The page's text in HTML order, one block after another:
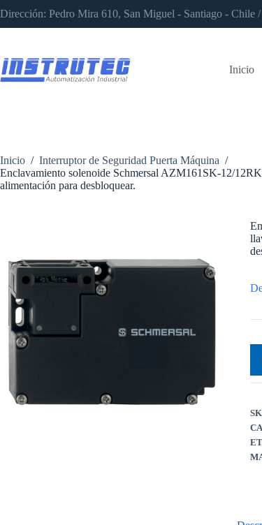
al
contenido
Dirección: Pedro Mira 610, San Miguel - Santiago - Chile
Inicio
Inicio / Interruptor de Seguridad Puerta Máquina /
Enclavamiento solenoide Schmersal AZM161SK-12/
alimentación para desbloquear.